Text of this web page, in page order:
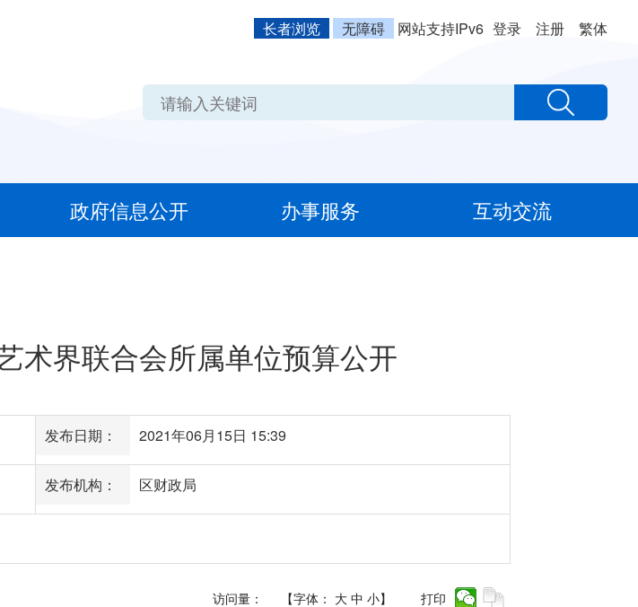
长者浏览 无障碍 网站支持IPv6 登录 注册 繁体
政府信息公开 办事服务 互动交流
术界联合会所属单位预算公开
发布日期： 2021年06月15日 15:39
发布机构： 区财政局
访问量： 【字体： 大 中 小】 打印